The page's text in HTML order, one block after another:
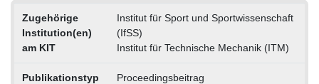
Zugehörige
Institution(en)
am KIT
Institut für Sport und Sportwissenschaft
(IfSS)
Institut für Technische Mechanik (ITM)
Publikationstyp Proceedingsbeitrag